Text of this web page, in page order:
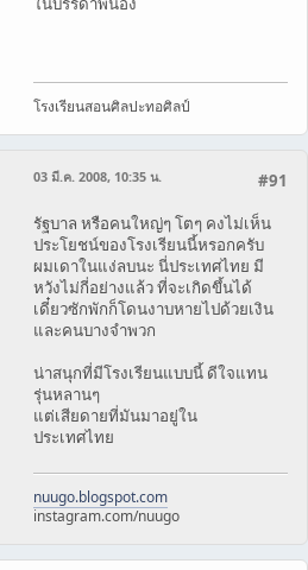
โรงเรียนสอนศิลปะทอศิลป์
#91
03 มี.ค. 2008, 10:35 น.
รัฐบาล หรือคนใหญ่ๆ โตๆ คงไม่เห็น
ประโยชน์ของโรงเรียนนี้หรอกครับ
ผมเดาในแง่ลบนะ นี่ประเทศไทย มี
หวังไม่กี่อย่างแล้ว ที่จะเกิดขึ้นได้
เดี๋ยวซักพักก็โดนงาบหายไปด้วยเงิน
และคนบางจำพวก
น่าสนุกที่มีโรงเรียนแบบนี้ ดีใจแทน
รุ่นหลานๆ
แต่เสียดายที่มันมาอยู่ใน
ประเทศไทย
nuugo.blogspot.com
instagram.com/nuugo